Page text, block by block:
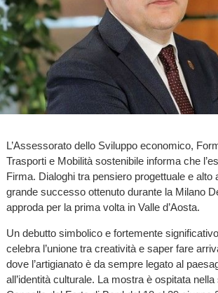
L’Assessorato dello Sviluppo economico,
Trasporti e Mobilità sostenibile informa che
Firma. Dialoghi tra pensiero progettuale e alto
grande successo ottenuto durante la Milano
approda per la prima volta in Valle d’Aosta.
Un debutto simbolico e fortemente
celebra l’unione tra creatività e saper fare
dove l’artigianato è da sempre legato al
all’identità culturale. La mostra è ospitata